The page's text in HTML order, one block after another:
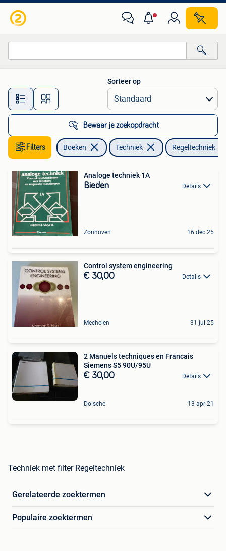
Alle afstanden…
Sorteer op
Bewaar je zoekopdracht
Filters Boeken Techniek Regeltechniek
Analoge techniek 1A
Bieden Details
Zonhoven 16 dec 25
Control system engineering
€ 30,00 Details
Mechelen 31 jul 25
2 Manuels techniques en Francais
Siemens S5 90U/95U
€ 30,00 Details
Doische 13 apr 21
Techniek met filter Regeltechniek
Gerelateerde zoektermen
Populaire zoektermen